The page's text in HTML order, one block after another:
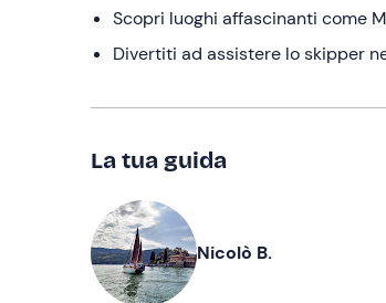
Scopri luoghi affascinanti come
Divertiti ad assistere lo skipper
La tua guida
Nicolò B.